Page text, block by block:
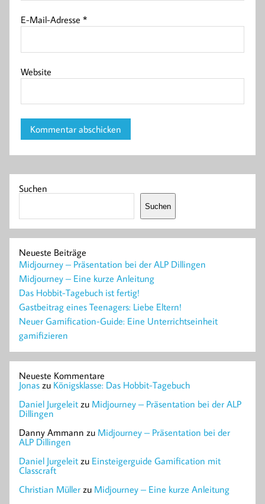
E-Mail-Adresse*
Website
Suchen
Suchen
Neueste Beiträge
Midjourney – Präsentation bei der ALP Dillingen
Midjourney – Eine kurze Anleitung
Das Hobbit-Tagebuch ist fertig!
Gastbeitrag eines Teenagers: Liebe Eltern!
Neuer Gamification-Guide: Eine Unterrichtseinheit
gamifizieren
Neueste Kommentare
Jonas zu Königsklasse: Das Hobbit-Tagebuch
Daniel Jurgeleit zu Midjourney – Präsentation bei der ALP
Dillingen
Danny Ammann zu Midjourney – Präsentation bei der
ALP Dillingen
Daniel Jurgeleit zu Einsteigerguide Gamification mit
Classcraft
Christian Müller zu Midjourney – Eine kurze Anleitung